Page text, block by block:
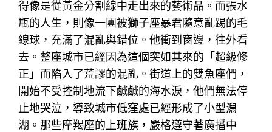
得像是從黃金分割線中走出來的藝術品。而張水
瓶的人生，則像一團被獅子座暴君隨意亂踢的毛
線球，充滿了混亂與錯位。他衝到窗邊，往外看
去。整座城市已經因為這個突如其來的「超級修
正」而陷入了荒謬的混亂。街道上的雙魚座們，
開始不受控制地流下鹹鹹的海水淚，他們無法停
止地哭泣，導致城市低窪處已經形成了小型潟
湖。那些摩羯座的上班族，嚴格遵守著廣播中